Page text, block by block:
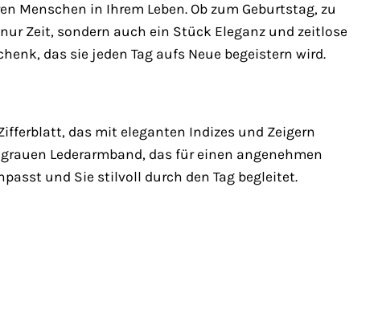
Menschen in Ihrem Leben. Ob zum Geburtstag, zu
Zeit, sondern auch ein Stück Eleganz und zeitlose
das sie jeden Tag aufs Neue begeistern wird.
das mit eleganten Indizes und Zeigern
Lederarmband, das für einen angenehmen
und Sie stilvoll durch den Tag begleitet.